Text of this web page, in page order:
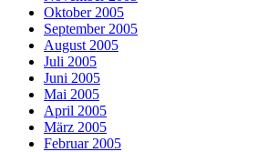
Oktober 2005
September 2005
August 2005
Juli 2005
Juni 2005
Mai 2005
April 2005
März 2005
Februar 2005